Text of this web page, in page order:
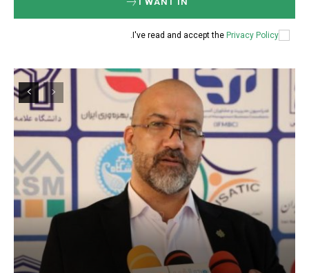
I've read and accept the Privacy Policy